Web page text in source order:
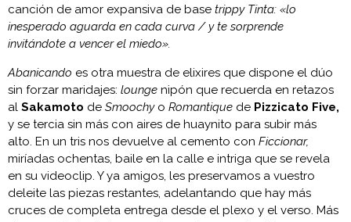
canción de amor expansiva de base trippy Tinta: «lo
inesperado aguarda en cada curva / y te sorprende
invitándote a vencer el miedo».
Abanicando es otra muestra de elixires que dispone el dúo
sin forzar maridajes: lounge nipón que recuerda en retazos
al Sakamoto de Smoochyo Romantique de Pizzicato Five,
y se tercia sin más con aires de huaynito para subir más
alto. En un tris nos devuelve al cemento con Ficcionar,
miríadas ochentas, baile en la calle e intriga que se revela
en su videoclip. Y ya amigos, les preservamos a vuestro
deleite las piezas restantes, adelantando que hay más
cruces de completa entrega desde el plexo y el verso. Más